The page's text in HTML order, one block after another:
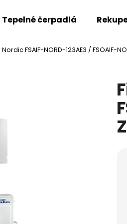
Tepelné čerpadlá
FSAIF-NORD-123AE3 / FSOAIF-
Čo potrebujete